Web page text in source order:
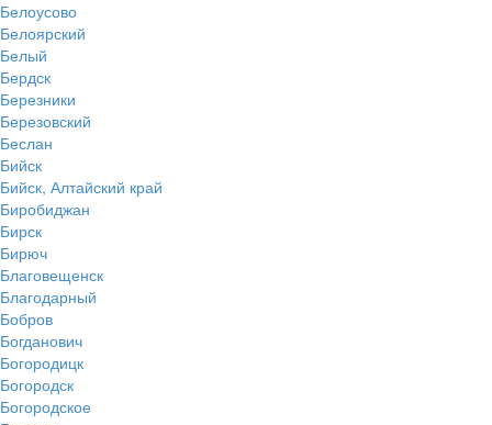
Белоусово
Белоярский
Белый
Бердск
Березники
Березовский
Беслан
Бийск
Бийск, Алтайский край
Биробиджан
Бирск
Бирюч
Благовещенск
Благодарный
Бобров
Богданович
Богородицк
Богородск
Богородское